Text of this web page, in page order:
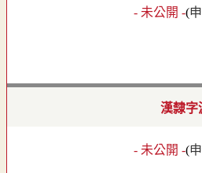
- 未公開 -(
漢隸字
- 未公開 -(